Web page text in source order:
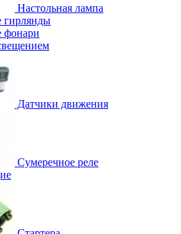
Настольная лампа
гирлянды
фонари
Датчики движения
Сумеречное реле